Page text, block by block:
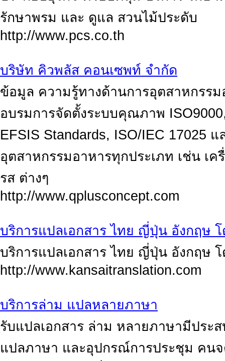
รักษาพรม และ ดูแล สวนไม้ประดับ
http://www.pcs.co.th
บริษัท คิวพลัส คอนเซพท์ จำกัด
ข้อมูล ความรู้ทางด้านการอุตสาหกรร
อบรมการจัดตั้งระบบคุณภาพ
EFSIS Standards, ISO/IEC
อุตสาหกรรมอาหารทุกประเภท เช่น เค
รส ต่างๆ
http://www.qplusconcept.com
บริการแปลเอกสาร ไทย ญี่ปุ่น อังกฤษ
บริการแปลเอกสาร ไทย ญี่ปุ่น อังกฤษ
http://www.kansaitranslation.com
บริการล่าม แปลหลายภาษา
รับแปลเอกสาร ล่าม หลายภาษามีปร
แปลภาษา และอุปกรณ์การประชุม คน